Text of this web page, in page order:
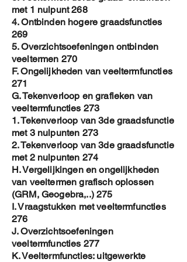
met 1 nulpunt 268
4. Ontbinden hogere graadsfuncties
269
5. Overzichtsoefeningen ontbinden
veeltermen 270
F. Ongelijkheden van veeltermfuncties
271
G. Tekenverloop en grafieken van
veeltermfuncties 273
1. Tekenverloop van 3de graadsfunctie
met 3 nulpunten 273
2. Tekenverloop van 3de graadsfunctie
met 2 nulpunten 274
H. Vergelijkingen en ongelijkheden
van veeltermen grafisch oplossen
(GRM, Geogebra,..) 275
I. Vraagstukken met veeltermfuncties
276
J. Overzichtsoefeningen
veeltermfuncties 277
K. Veeltermfuncties: uitgewerkte